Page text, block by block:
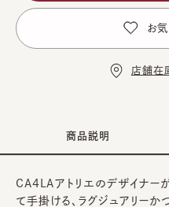
お
店舗在
商品説明
CA4LAアトリエのデザイナー
て手掛ける、ラグジュアリーか